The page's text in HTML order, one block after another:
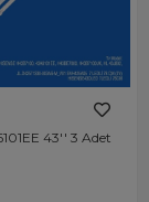
43'' 3 Adet